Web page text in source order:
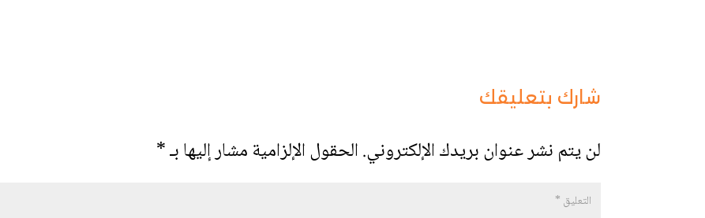
شارك بتعليقك
لن يتم نشر عنوان بريدك الإلكتروني.الحقول الإلزامية مشار إليها بـ*